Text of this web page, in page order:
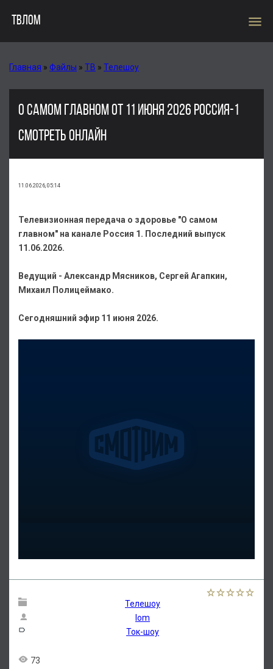
ТВЛОМ menu
Главная » Файлы » ТВ » Телешоу
О САМОМ ГЛАВНОМ ОТ 11 ИЮНЯ 2026 РОССИЯ-1
СМОТРЕТЬ ОНЛАЙН
11.06.2026, 05:14
Телевизионная передача о здоровье "О самом
главном" на канале Россия 1. Последний выпуск
11.06.2026.
Ведущий - Александр Мясников, Сергей Агапкин,
Михаил Полицеймако.
Сегодняшний эфир 11 июня 2026.
Телешоу
lom
Ток-шоу
73